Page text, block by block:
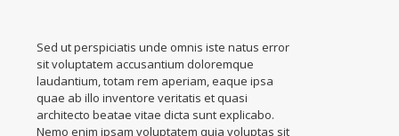
Sed ut perspiciatis unde omnis iste natus error
sit voluptatem accusantium doloremque
laudantium, totam rem aperiam, eaque ipsa
quae ab illo inventore veritatis et quasi
architecto beatae vitae dicta sunt explicabo.
Nemo enim ipsam voluptatem quia voluptas sit